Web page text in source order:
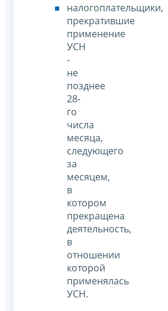
налогоплательщики,
прекратившие
применение
УСН
-
не
позднее
28-
го
числа
месяца,
следующего
за
месяцем,
в
котором
прекращена
деятельность,
в
отношении
которой
применялась
УСН.